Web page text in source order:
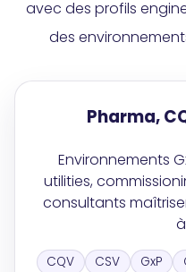
avec des profils
des
Pharma,
Environnements
utilities,
consultants
CQV CSV GxP